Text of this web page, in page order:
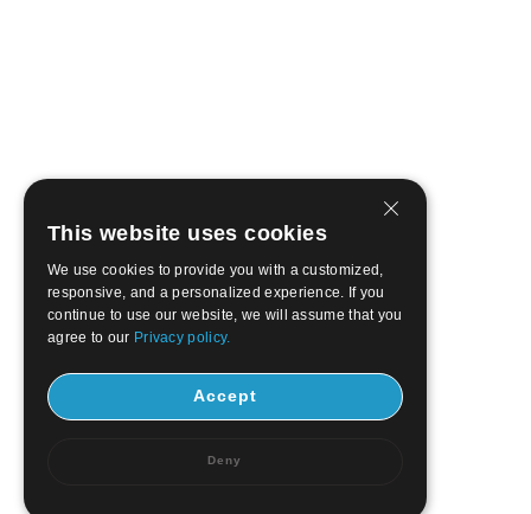
This website uses cookies
We use cookies to provide you with a customized,
responsive, and a personalized experience. If you
continue to use our website, we will assume that you
agree to our Privacy policy.
Accept
Deny